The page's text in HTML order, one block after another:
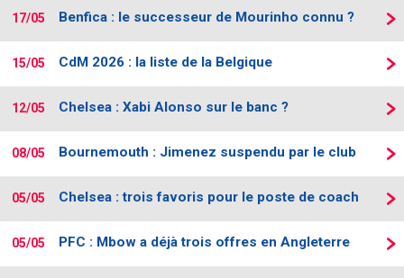
17/05 Benfica : le successeur de Mourinho connu ?
15/05 CdM 2026 : la liste de la Belgique
12/05 Chelsea : Xabi Alonso sur le banc ?
08/05 Bournemouth : Jimenez suspendu par le club
05/05 Chelsea : trois favoris pour le poste de coach
05/05 PFC : Mbow a déjà trois offres en Angleterre
Recrutement Maxifoot
site web Maxifoot.fr